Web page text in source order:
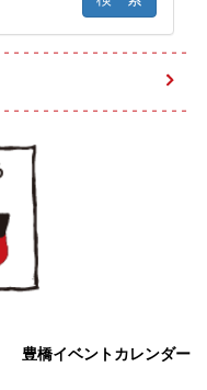
豊橋イベントカレンダー